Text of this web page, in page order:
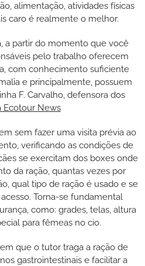
alimentação, atividades físicas
caro é realmente o melhor.
a partir do momento que você
pelo trabalho oferecem
com conhecimento suficiente
e principalmente, possuem
F. Carvalho, defensora dos
Ecotour News
sem fazer uma visita prévia ao
verificando as condições de
se exercitam dos boxes onde
da ração, quantas vezes por
qual tipo de ração é usado e se
Torna-se fundamental
como: grades, telas, altura
para fêmeas no cio.
que o tutor traga a ração de
gastrointestinais e facilitar a